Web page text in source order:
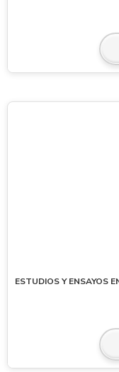
ESTUDIOS Y ENSAYOS